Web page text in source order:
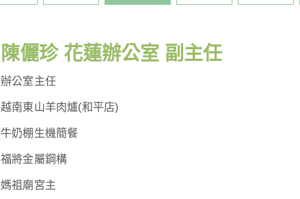
陳儷珍 花蓮辦公室 副主任
辦公室主任
越南東山羊肉爐(和平店)
牛奶棚生機簡餐
福將金屬鋼構
媽祖廟宮主